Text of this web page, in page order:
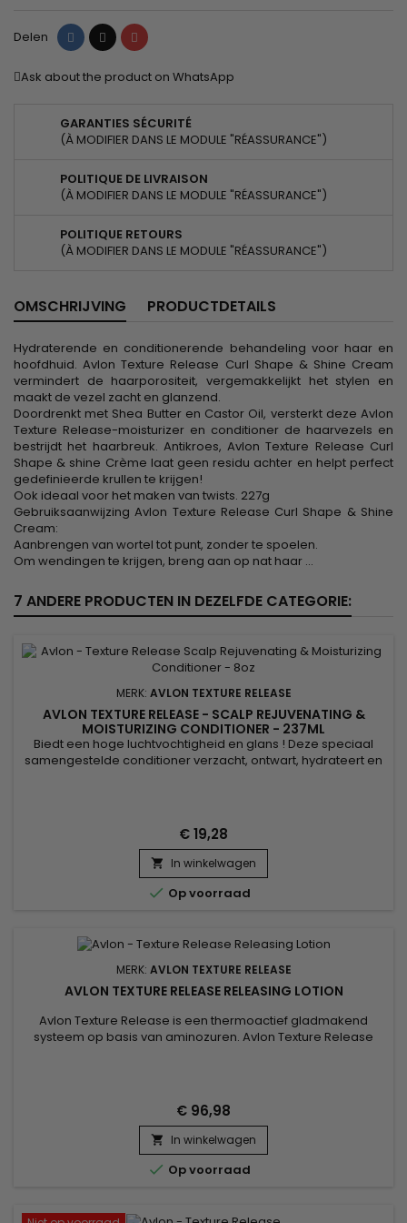
Delen Delen Tweet Pinterest
Ask about the product on WhatsApp
GARANTIES SÉCURITÉ
(À MODIFIER DANS LE MODULE "RÉASSURANCE")
POLITIQUE DE LIVRAISON
(À MODIFIER DANS LE MODULE "RÉASSURANCE")
POLITIQUE RETOURS
(À MODIFIER DANS LE MODULE "RÉASSURANCE")
OMSCHRIJVING PRODUCTDETAILS
Hydraterende en conditionerende behandeling voor haar en
hoofdhuid. Avlon Texture Release Curl Shape & Shine Cream
vermindert de haarporositeit, vergemakkelijkt het stylen en
maakt de vezel zacht en glanzend.
Doordrenkt met Shea Butter en Castor Oil, versterkt deze Avlon
Texture Release-moisturizer en conditioner de haarvezels en
bestrijdt het haarbreuk. Antikroes, Avlon Texture Release Curl
Shape & shine Crème laat geen residu achter en helpt perfect
gedefinieerde krullen te krijgen!
Ook ideaal voor het maken van twists. 227g
Gebruiksaanwijzing Avlon Texture Release Curl Shape & Shine
Cream:
Aanbrengen van wortel tot punt, zonder te spoelen.
Om wendingen te krijgen, breng aan op nat haar ...
7 ANDERE PRODUCTEN IN DEZELFDE CATEGORIE:
MERK: AVLON TEXTURE RELEASE
AVLON TEXTURE RELEASE - SCALP REJUVENATING &
MOISTURIZING CONDITIONER - 237ML
Biedt een hoge luchtvochtigheid en glans ! Deze speciaal
samengestelde conditioner verzacht, ontwart, hydrateert en
zorgen voor de ultieme conditioneringservaring terwijl het...
€ 19,28
 In winkelwagen
 Op voorraad
MERK: AVLON TEXTURE RELEASE
AVLON TEXTURE RELEASE RELEASING LOTION
Avlon Texture Release is een thermoactief gladmakend
systeem op basis van aminozuren. Avlon Texture Release
je haar glad (tot 2-3 maanden), pluisvrij en zacht, soepel en
glanzend!...
€ 96,98
 In winkelwagen
 Op voorraad